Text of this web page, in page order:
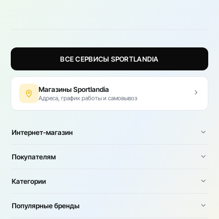
ВСЕ СЕРВИСЫ SPORTLANDIA
Магазины Sportlandia
Адреса, график работы и самовывоз
Интернет-магазин
Покупателям
Категории
Популярные бренды